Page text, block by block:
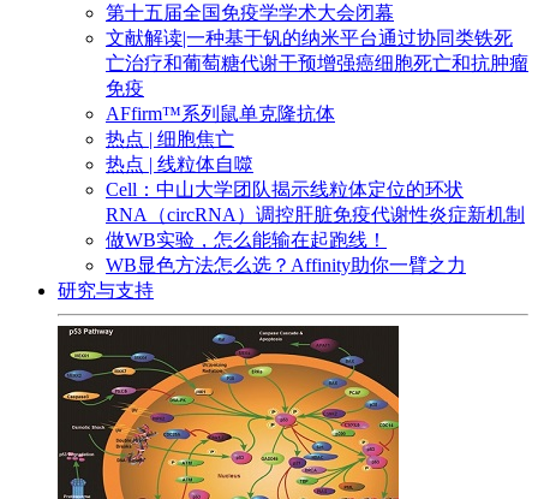
第十五届全国免疫学学术大会闭幕
文献解读|一种基于钒的纳米平台通过协同类铁死
亡治疗和葡萄糖代谢干预增强癌细胞死亡和抗肿瘤
免疫
AFfirm™系列鼠单克隆抗体
热点 | 细胞焦亡
热点 | 线粒体自噬
Cell：中山大学团队揭示线粒体定位的环状
RNA（circRNA）调控肝脏免疫代谢性炎症新机制
做WB实验，怎么能输在起跑线！
WB显色方法怎么选？Affinity助你一臂之力
研究与支持